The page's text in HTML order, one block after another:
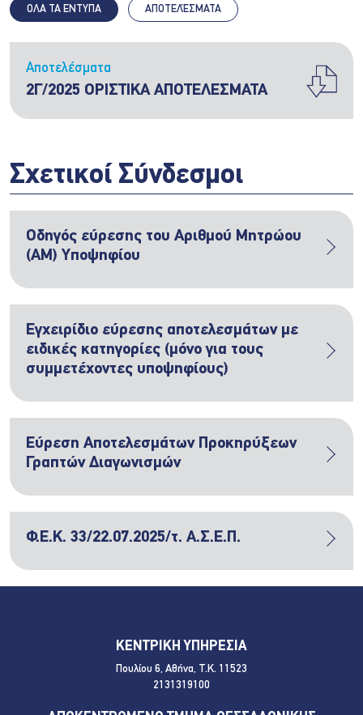
ΟΛΑ ΤΑ ΕΝΤΥΠΑ ΑΠΟΤΕΛΈΣΜΑΤΑ
Αποτελέσματα
2Γ/2025 ΟΡΙΣΤΙΚΑ ΑΠΟΤΕΛΕΣΜΑΤΑ
Σχετικοί Σύνδεσμοι
Οδηγός εύρεσης του Αριθμού Μητρώου
(ΑΜ) Υποψηφίου
Εγχειρίδιο εύρεσης αποτελεσμάτων με
ειδικές κατηγορίες (μόνο για τους
συμμετέχοντες υποψηφίους)
Εύρεση Αποτελεσμάτων Προκηρύξεων
Γραπτών Διαγωνισμών
Φ.Ε.Κ. 33/22.07.2025/τ. Α.Σ.Ε.Π.
ΚΕΝΤΡΙΚΗ ΥΠΗΡΕΣΙΑ
Πουλίου 6, Αθήνα, Τ.Κ. 11523
2131319100